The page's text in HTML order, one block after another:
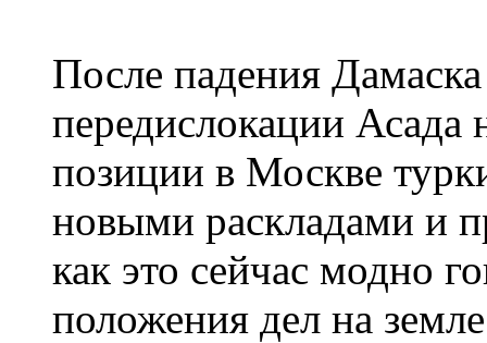
После падения
передислокации Асада
позиции в Москве
новыми раскладами и
как это сейчас модно
положения дел на